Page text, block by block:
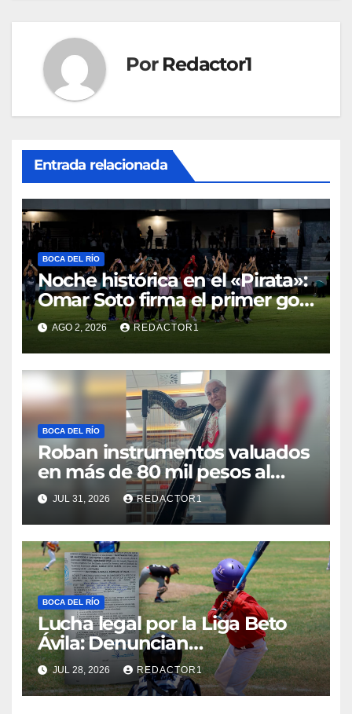
Por Redactor1
Entrada relacionada
BOCA DEL RÍO
Noche histórica en el «Pirata»:
Omar Soto firma el primer gol
y triunfo de Piratas FC en Liga
de Expansión
AGO 2, 2026 REDACTOR1
BOCA DEL RÍO
Roban instrumentos valuados
en más de 80 mil pesos al
músico veracruzano Delfino
Gutiérrez en Boca del Río
JUL 31, 2026 REDACTOR1
BOCA DEL RÍO
Lucha legal por la Liga Beto
Ávila: Denuncian
arbitrariedades del
Ayuntamiento de Boca del Río
que ponen en riesgo el
JUL 28, 2026 REDACTOR1